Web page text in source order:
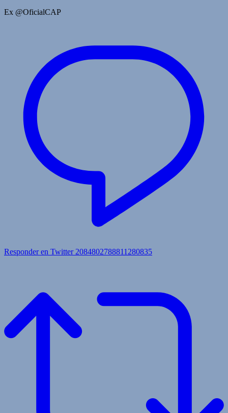
Ex @OficialCAP
Responder en Twitter 2084802788811280835